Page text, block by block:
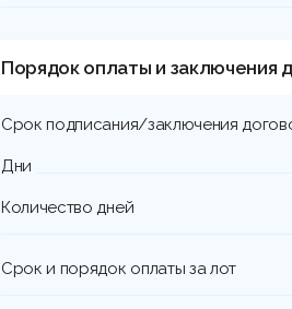
Порядок оплаты и заключения
Срок подписания/заключения
Дни
Количество дней
Срок и порядок оплаты за лот